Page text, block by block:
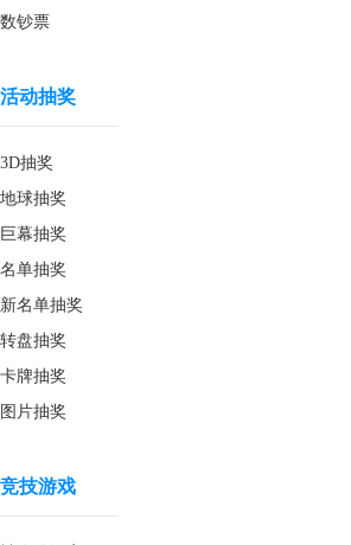
数钞票
活动抽奖
3D抽奖
地球抽奖
巨幕抽奖
名单抽奖
新名单抽奖
转盘抽奖
卡牌抽奖
图片抽奖
竞技游戏